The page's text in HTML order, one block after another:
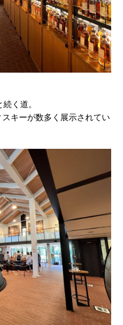
く道。
キーが数多く展示されてい